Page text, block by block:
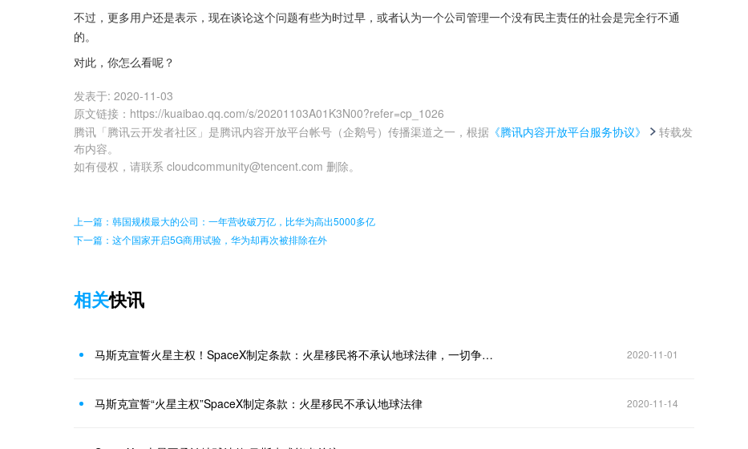
不过，更多用户还是表示，现在谈论这个问题有些为时过早，或者认为一个公司管理一个没有民主责任的社会是完全行不通
的。
对此，你怎么看呢？
发表于: 2020-11-03
原文链接 ： https://kuaibao.qq.com/s/20201103A01K3N00?refer=cp_1026
腾讯「腾讯云开发者社区」是腾讯内容开放平台帐号（企鹅号）传播渠道之一，根据 《腾讯内容开放平台服务协议》
转载发
布内容。
如有侵权，请联系 cloudcommunity@tencent.com 删除。
上一篇：韩国规模最大的公司：一年营收破万亿，比华为高出5000多亿
下一篇：这个国家开启5G商用试验，华为却再次被排除在外
相关快讯
马斯克宣誓火星主权！SpaceX制定条款：火星移民将不承认地球法律，一切争端采取自治原则！ 2020-11-01
马斯克宣誓“火星主权”SpaceX制定条款：火星移民不承认地球法律 2020-11-14